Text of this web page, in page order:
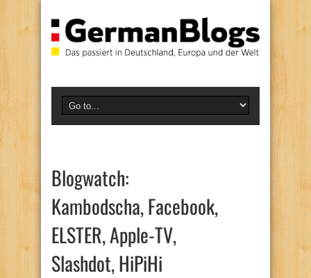
Blogwatch:
Kambodscha, Facebook,
ELSTER, Apple-TV,
Slashdot, HiPiHi